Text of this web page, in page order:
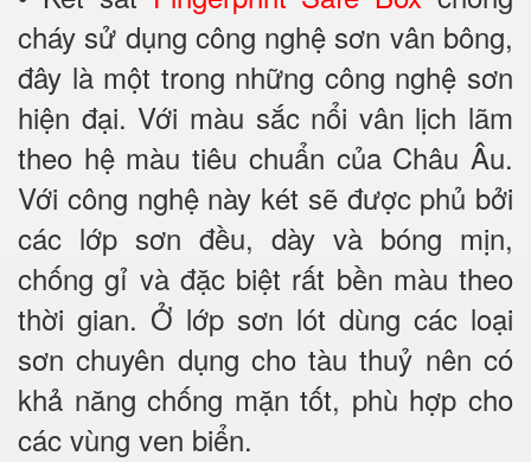
cháy sử dụng công nghệ sơn vân bông,
đây là một trong những công nghệ sơn
hiện đại. Với màu sắc nổi vân lịch lãm
theo hệ màu tiêu chuẩn của Châu Âu.
Với công nghệ này két sẽ được phủ bởi
các lớp sơn đều, dày và bóng mịn,
chống gỉ và đặc biệt rất bền màu theo
thời gian. Ở lớp sơn lót dùng các loại
sơn chuyên dụng cho tàu thuỷ nên có
khả năng chống mặn tốt, phù hợp cho
các vùng ven biển.